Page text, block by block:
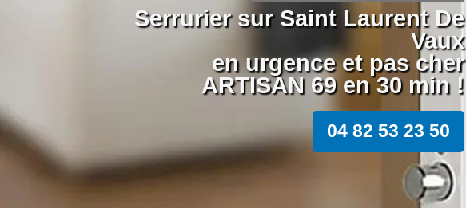
Serrurier sur Saint Laurent De
Vaux
en urgence et pas cher
ARTISAN 69 en 30 min !
04 82 53 23 50